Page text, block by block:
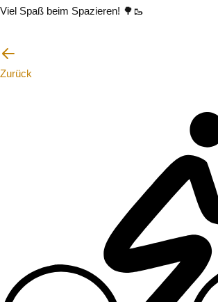
Viel Spaß beim Spazieren! 🌳🥾
Zurück